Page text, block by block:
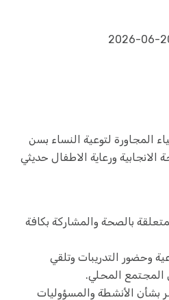
المجاورة لتوعية النساء بسن
ورعاية الاطفال حديثي
بالصحة والمشاركة بكافة
وحضور التدريبات وتلقي
المحلي.
بشأن الأنشطة والمسؤوليات